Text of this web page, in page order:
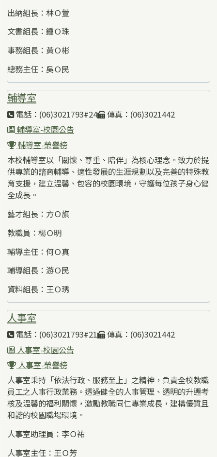
出納組長：林Ｏ萱
文書組長：鍾Ｏ珠
事務組長：黃Ｏ彬
總務主任：吳Ｏ民
輔導室
電話：(06)3021793#24
傳真：(06)3021442
輔導室-校園公告
輔導室-榮譽榜
本校輔導室以「關懷、尊重、陪伴」為核心理念。致力於提
供專業的諮商輔導、適性發展的生涯規劃以及完善的特殊教
育支援，建立溫馨、包容的校園環境，守護每位孩子身心健
全成長。
藝才組長：方Ｏ旗
教職員：楊Ｏ明
輔導主任：何Ｏ真
輔導組長：游Ｏ民
資料組長：王Ｏ琇
人事室
電話：(06)3021793#21
傳真：(06)3021442
人事室-校園公告
人事室-榮譽榜
人事室秉持「依法行政、服務至上」之精神，負責全校教職
員工之人事行政業務。透過健全的人事管理、透明的升遷考
核及溫馨的福利關懷，激勵教職同仁專業成長，建構優質且
和諧的校園職場環境。
人事室助理員：李Ｏ祐
人事室主任：王Ｏ芳